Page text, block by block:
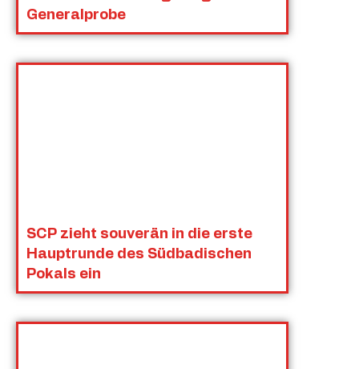
Generalprobe
SCP zieht souverän in die erste
Hauptrunde des Südbadischen
Pokals ein